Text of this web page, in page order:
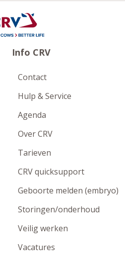
Info CRV
Contact
Hulp & Service
Agenda
Over CRV
Tarieven
CRV quicksupport
Geboorte melden (embryo)
Storingen/onderhoud
Veilig werken
Vacatures